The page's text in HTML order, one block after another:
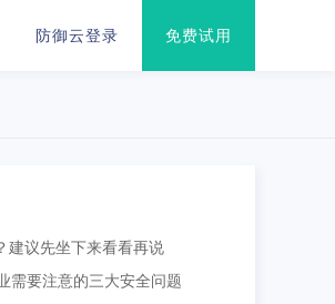
防御云登录 免费试用
建议先坐下来看看再说
需要注意的三大安全问题